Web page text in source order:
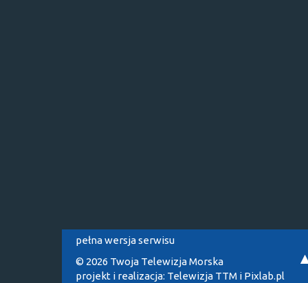
pełna wersja serwisu
© 2026 Twoja Telewizja Morska
projekt i realizacja: Telewizja TTM i Pixlab.pl